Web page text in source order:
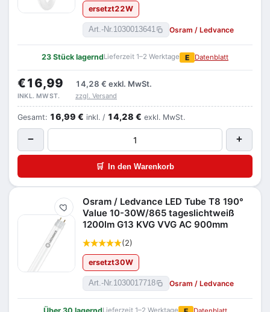
ersetzt22W
Art.-Nr.1030013641 Osram / Ledvance
23 Stück lagerndLieferzeit 1–2 Werktage E Datenblatt
€16,99 14,28 € exkl. MwSt.
INKL. MWST. zzgl. Versand
Gesamt: 16,99 € inkl. / 14,28 € exkl. MwSt.
− +
🛒 In den Warenkorb
Merken
Osram / Ledvance LED Tube T8 190°
Value 10-30W/865 tageslichtweiß
1200lm G13 KVG VVG AC 900mm
(2)
ersetzt30W
Art.-Nr.1030017718 Osram / Ledvance
Lieferzeit 1–2 Werktage